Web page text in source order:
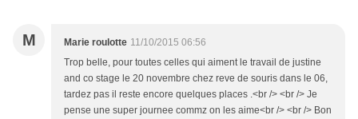
M Marie roulotte 11/10/2015 06:56
Trop belle, pour toutes celles qui aiment le travail de justine
and co stage le 20 novembre chez reve de souris dans le 06,
tardez pas il reste encore quelques places .<br /> <br /> Je
pense une super journee commz on les aime<br /> <br /> Bon